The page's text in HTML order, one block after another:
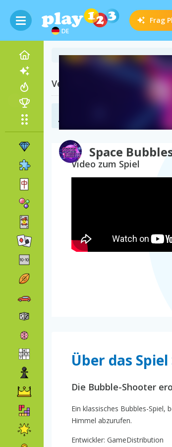
DE
Frag
Space
Verwandte Kategorien
Video zum Spiel
Über das
Die Bubble-Shooter
Ein klassisches Bubbles-
Himmel abzurufen.
Entwickler: GameDistribution